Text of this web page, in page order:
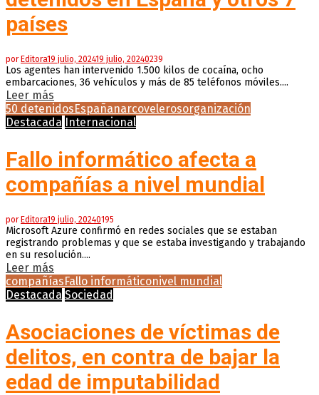
países
por Editora19 julio, 202419 julio, 20240239
Los agentes han intervenido 1.500 kilos de cocaína, ocho
embarcaciones, 36 vehículos y más de 85 teléfonos móviles....
Leer más
50 detenidosEspañanarcovelerosorganización
Destacada Internacional
Fallo informático afecta a
compañías a nivel mundial
porEditora19 julio, 20240195
Microsoft Azure confirmó en redes sociales que se estaban
registrando problemas y que se estaba investigando y trabajando
en su resolución....
Leer más
compañíasFallo informáticonivel mundial
Destacada Sociedad
Asociaciones de víctimas de
delitos, en contra de bajar la
edad de imputabilidad